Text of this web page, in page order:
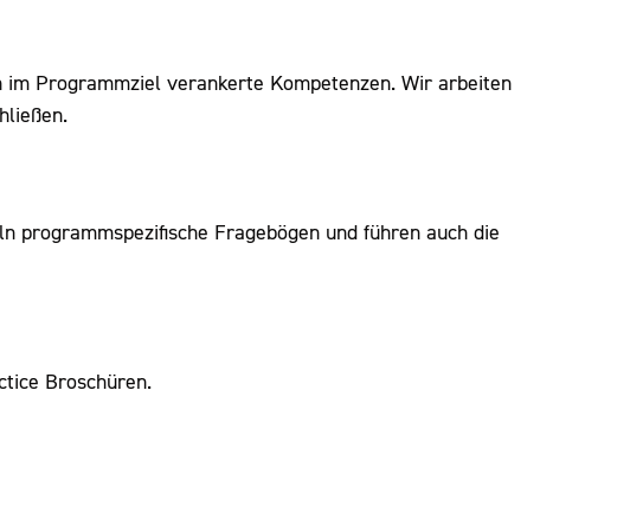
Programmziel verankerte Kompetenzen. Wir arbeiten
Fragebögen und führen auch die
Broschüren.